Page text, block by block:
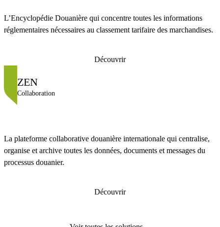
L’Encyclopédie Douanière qui concentre toutes les informations
réglementaires nécessaires au classement tarifaire des marchandises.
Découvrir
ZEN
Collaboration
La plateforme collaborative douanière internationale qui centralise,
organise et archive toutes les données, documents et messages du
processus douanier.
Découvrir